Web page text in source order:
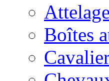
Attelage
Boîtes